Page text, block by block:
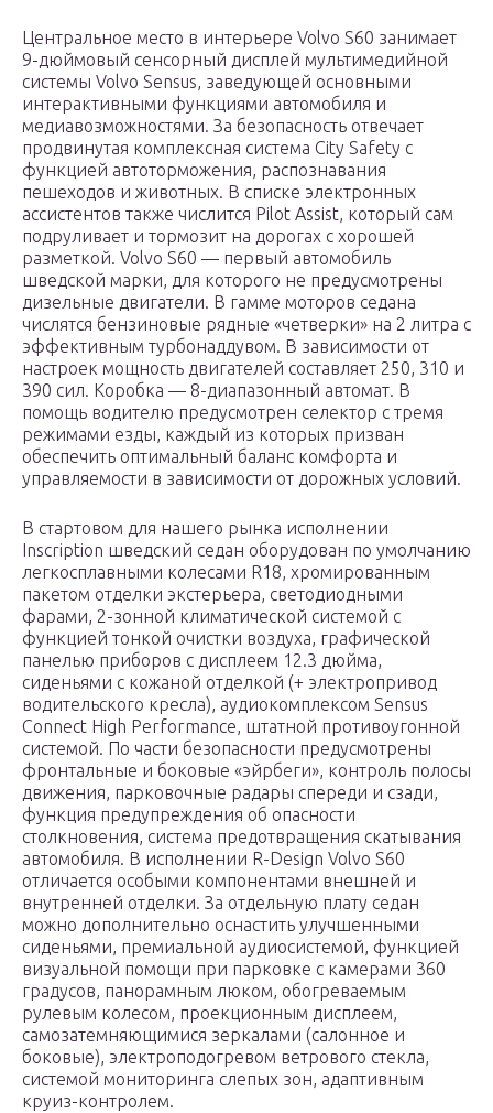
Центральное место в интерьере Volvo S60 занимает
9-дюймовый сенсорный дисплей мультимедийной
системы Volvo Sensus, заведующей основными
интерактивными функциями автомобиля и
медиавозможностями. За безопасность отвечает
продвинутая комплексная система City Safety c
функцией автоторможения, распознавания
пешеходов и животных. В списке электронных
ассистентов также числится Pilot Assist, который сам
подруливает и тормозит на дорогах с хорошей
разметкой. Volvo S60 — первый автомобиль
шведской марки, для которого не предусмотрены
дизельные двигатели. В гамме моторов седана
числятся бензиновые рядные «четверки» на 2 литра с
эффективным турбонаддувом. В зависимости от
настроек мощность двигателей составляет 250, 310 и
390 сил. Коробка — 8-диапазонный автомат. В
помощь водителю предусмотрен селектор с тремя
режимами езды, каждый из которых призван
обеспечить оптимальный баланс комфорта и
управляемости в зависимости от дорожных условий.
В стартовом для нашего рынка исполнении
Inscription шведский седан оборудован по умолчанию
легкосплавными колесами R18, хромированным
пакетом отделки экстерьера, светодиодными
фарами, 2-зонной климатической системой с
функцией тонкой очистки воздуха, графической
панелью приборов с дисплеем 12.3 дюйма,
сиденьями с кожаной отделкой (+ электропривод
водительского кресла), аудиокомплексом Sensus
Connect High Performance, штатной противоугонной
системой. По части безопасности предусмотрены
фронтальные и боковые «эйрбеги», контроль полосы
движения, парковочные радары спереди и сзади,
функция предупреждения об опасности
столкновения, система предотвращения скатывания
автомобиля. В исполнении R-Design Volvo S60
отличается особыми компонентами внешней и
внутренней отделки. За отдельную плату седан
можно дополнительно оснастить улучшенными
сиденьями, премиальной аудиосистемой, функцией
визуальной помощи при парковке с камерами 360
градусов, панорамным люком, обогреваемым
рулевым колесом, проекционным дисплеем,
самозатемняющимися зеркалами (салонное и
боковые), электроподогревом ветрового стекла,
системой мониторинга слепых зон, адаптивным
круиз-контролем.